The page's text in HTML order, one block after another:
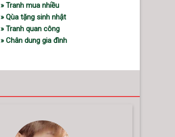
» Tranh mua nhiều
» Qùa tặng sinh nhật
» Tranh quan công
» Chân dung gia đình